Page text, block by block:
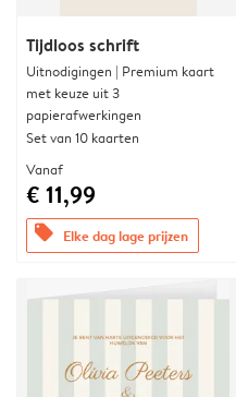
Tijdloos schrift
Uitnodigingen | Premium kaart
met keuze uit 3
papierafwerkingen
Set van 10 kaarten
Vanaf
€ 11,99
offers Elke dag lage prijzen